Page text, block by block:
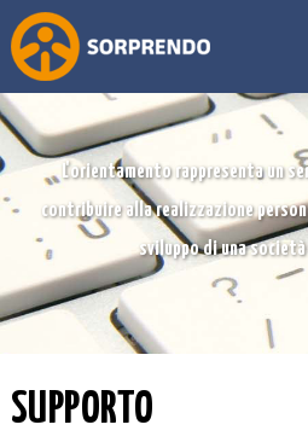
L'orientamento rappresenta un
contribuire alla realizzazione
sviluppo di una
SUPPORTO